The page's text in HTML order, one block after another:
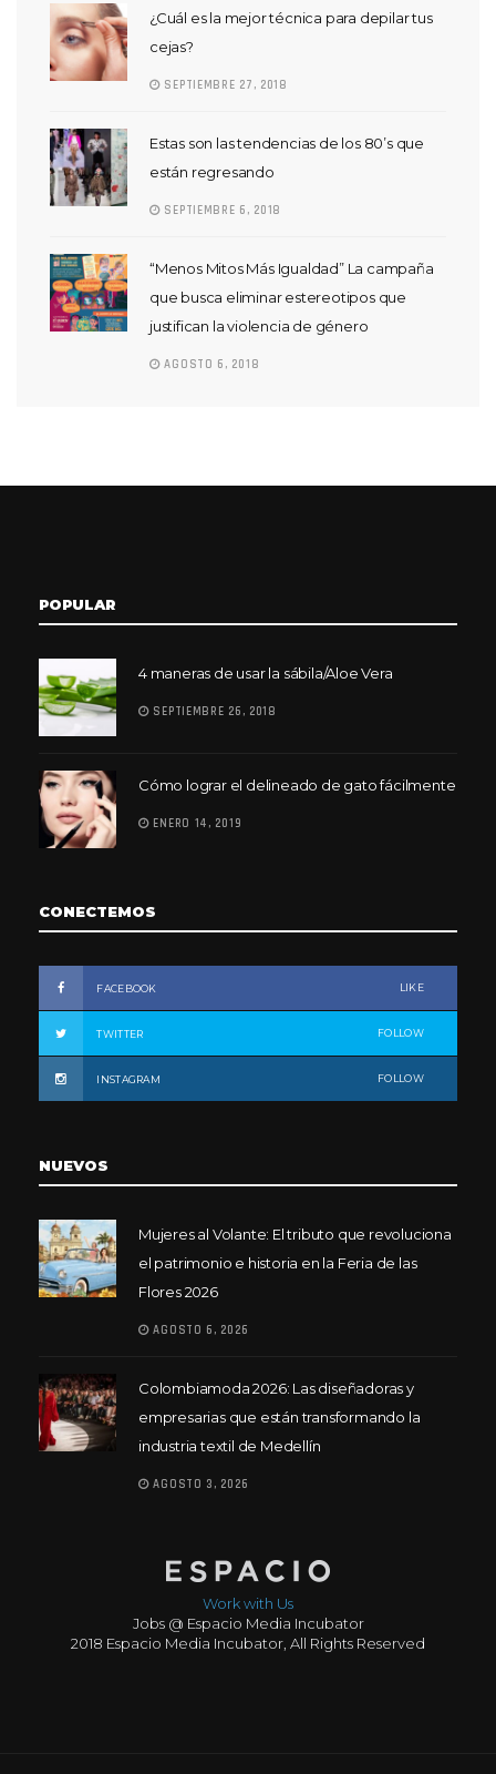
¿Cuál es la mejor técnica para depilar tus
cejas?
SEPTIEMBRE 27, 2018
Estas son las tendencias de los 80’s que
están regresando
SEPTIEMBRE 6, 2018
“Menos Mitos Más Igualdad” La campaña
que busca eliminar estereotipos que
justifican la violencia de género
AGOSTO 6, 2018
POPULAR
4 maneras de usar la sábila/Aloe Vera
SEPTIEMBRE 26, 2018
Cómo lograr el delineado de gato fácilmente
ENERO 14, 2019
CONECTEMOS
FACEBOOK LIKE
TWITTER FOLLOW
INSTAGRAM FOLLOW
NUEVOS
Mujeres al Volante: El tributo que revoluciona
el patrimonio e historia en la Feria de las
Flores 2026
AGOSTO 6, 2026
Colombiamoda 2026: Las diseñadoras y
empresarias que están transformando la
industria textil de Medellín
AGOSTO 3, 2026
Work with Us
Jobs @ Espacio Media Incubator
2018 Espacio Media Incubator, All Rights Reserved